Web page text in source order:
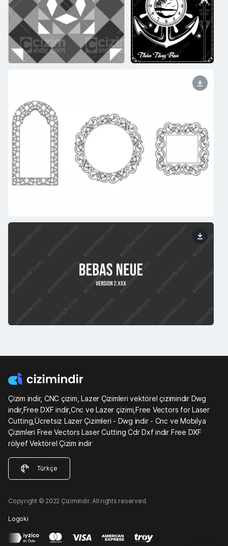
Çizim indir, CNC çizim, Lazer Çizimleri vektörel çizimindir Dwg
indir,Free DXF indir,Cnc ve Lazer çizimi,Free Vectors for Laser
Cutting,Ücretsiz Lazer Çizimleri - Dwg indir - Cnc ve Mobilya
Çizimleri Free Vectors Laser Cutting Cdr Dxf indir Free DXF
rölyef Vektörel Çizim indir
Türkçe
Copyright © 2022 Çizimindir. All rights reserved.
Logoki